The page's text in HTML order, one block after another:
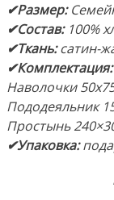
✔Размер:
✔Состав: 100%
✔Ткань:сатин-
✔Комплектация:
Наволочки
Пододеяльник
Простынь
✔Упаковка: